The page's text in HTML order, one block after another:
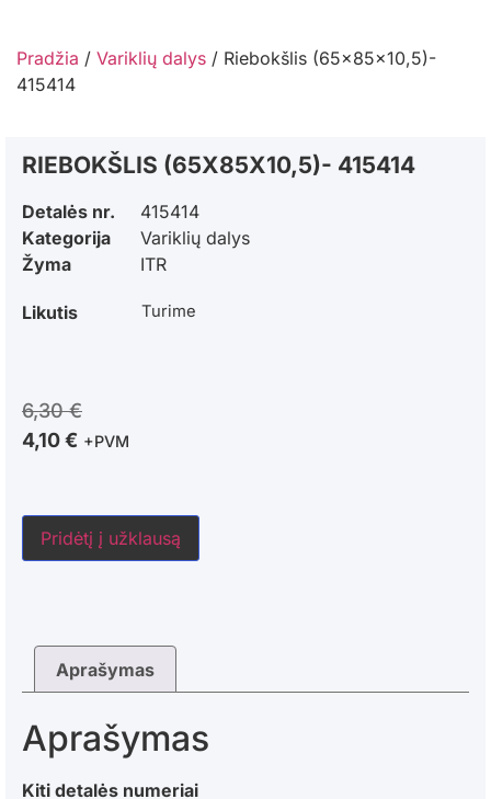
Pradžia / Variklių dalys / Riebokšlis (65x85x10,5)-
415414
RIEBOKŠLIS (65X85X10,5)- 415414
Detalės nr.
415414
Kategorija
Variklių dalys
Žyma
ITR
Likutis Turime
6,30€
4,10€ +PVM
Pridėtį į užklausą
Aprašymas
Aprašymas
Kiti detalės numeriai